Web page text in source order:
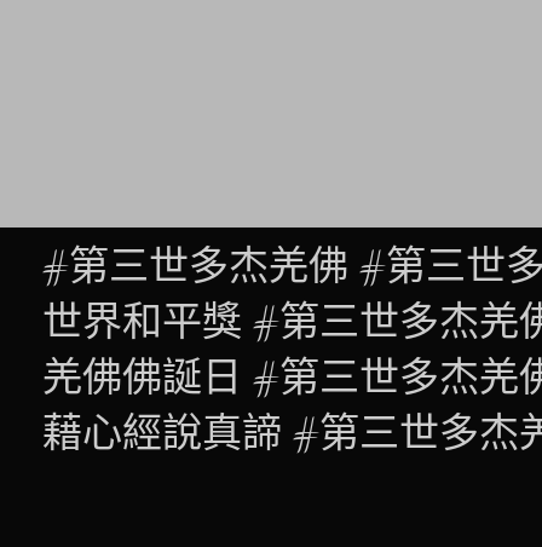
#第三世多杰羌佛 #第三世
世界和平獎 #第三世多杰羌
羌佛佛誕日 #第三世多杰羌
藉心經說真諦 #第三世多杰